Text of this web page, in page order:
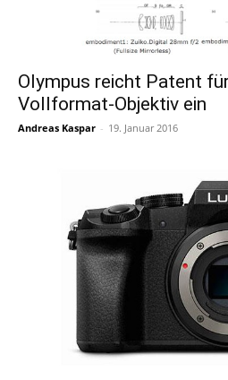
Olympus reicht Patent
Vollformat-Objektiv ein
Andreas Kaspar - 19. Januar 2016